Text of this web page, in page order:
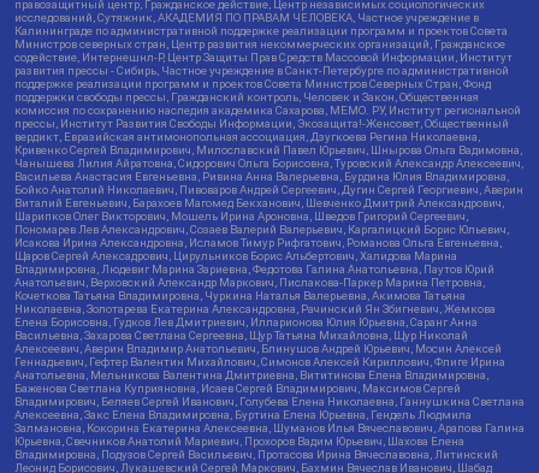
правозащитный центр, Гражданское действие, Центр независимых социологических
исследований, Сутяжник, АКАДЕМИЯ ПО ПРАВАМ ЧЕЛОВЕКА, Частное учреждение в
Калининграде по административной поддержке реализации программ и проектов Совета
Министров северных стран, Центр развития некоммерческих организаций, Гражданское
содействие, Интернешнл-Р, Центр Защиты Прав Средств Массовой Информации, Институт
развития прессы - Сибирь, Частное учреждение в Санкт-Петербурге по административной
поддержке реализации программ и проектов Совета Министров Северных Стран, Фонд
поддержки свободы прессы, Гражданский контроль, Человек и Закон, Общественная
комиссия по сохранению наследия академика Сахарова, МЕМО. РУ, Институт региональной
прессы, Институт Развития Свободы Информации, Экозащита!-Женсовет, Общественный
вердикт, Евразийская антимонопольная ассоциация, Дзугкоева Регина Николаевна,
Кривенко Сергей Владимирович, Милославский Павел Юрьевич, Шнырова Ольга Вадимовна,
Чанышева Лилия Айратовна, Сидорович Ольга Борисовна, Туровский Александр Алексеевич,
Васильева Анастасия Евгеньевна, Ривина Анна Валерьевна, Бурдина Юлия Владимировна,
Бойко Анатолий Николаевич, Пивоваров Андрей Сергеевич, Дугин Сергей Георгиевич, Аверин
Виталий Евгеньевич, Барахоев Магомед Бекханович, Шевченко Дмитрий Александрович,
Шарипков Олег Викторович, Мошель Ирина Ароновна, Шведов Григорий Сергеевич,
Пономарев Лев Александрович, Созаев Валерий Валерьевич, Каргалицкий Борис Юльевич,
Исакова Ирина Александровна, Исламов Тимур Рифгатович, Романова Ольга Евгеньевна,
Щаров Сергей Алексадрович, Цирульников Борис Альбертович, Халидова Марина
Владимировна, Людевиг Марина Зариевна, Федотова Галина Анатольевна, Паутов Юрий
Анатольевич, Верховский Александр Маркович, Пислакова-Паркер Марина Петровна,
Кочеткова Татьяна Владимировна, Чуркина Наталья Валерьевна, Акимова Татьяна
Николаевна, Золотарева Екатерина Александровна, Рачинский Ян Збигневич, Жемкова
Елена Борисовна, Гудков Лев Дмитриевич, Илларионова Юлия Юрьевна, Саранг Анна
Васильевна, Захарова Светлана Сергеевна, Щур Татьяна Михайловна, Щур Николай
Алексеевич, Аверин Владимир Анатольевич, Блинушов Андрей Юрьевич, Мосин Алексей
Геннадьевич, Гефтер Валентин Михайлович, Симонов Алексей Кириллович, Флиге Ирина
Анатольевна, Мельникова Валентина Дмитриевна, Вититинова Елена Владимировна,
Баженова Светлана Куприяновна, Исаев Сергей Владимирович, Максимов Сергей
Владимирович, Беляев Сергей Иванович, Голубева Елена Николаевна, Ганнушкина Светлана
Алексеевна, Закс Елена Владимировна, Буртина Елена Юрьевна, Гендель Людмила
Залмановна, Кокорина Екатерина Алексеевна, Шуманов Илья Вячеславович, Арапова Галина
Юрьевна, Свечников Анатолий Мариевич, Прохоров Вадим Юрьевич, Шахова Елена
Владимировна, Подузов Сергей Васильевич, Протасова Ирина Вячеславовна, Литинский
Леонид Борисович, Лукашевский Сергей Маркович, Бахмин Вячеслав Иванович, Шабад